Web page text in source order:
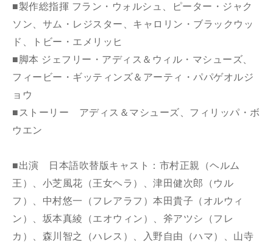
■製作総指揮 フラン・ウォルシュ、ピーター・ジャク
ソン、サム・レジスター、キャロリン・ブラックウッ
ド、トビー・エメリッヒ
■脚本 ジェフリー・アディス＆ウィル・マシューズ、
フィービー・ギッティンズ＆アーティ・パパゲオルジ
ョウ
■ストーリー アディス＆マシューズ、フィリッパ・ボ
ウエン
■出演
日本語吹替版キャスト：市村正親（ヘルム
王）、小芝風花（王女ヘラ）、津田健次郎（ウル
フ）、中村悠一（フレアラフ）本田貴子（オルウィ
ン）、坂本真綾（エオウィン）、斧アツシ（フレ
カ）、森川智之（ハレス）、入野自由（ハマ）、山寺